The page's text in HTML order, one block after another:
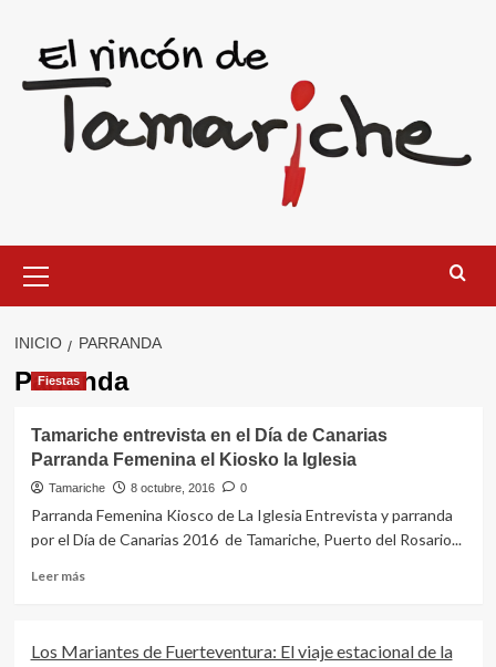
contenido
primario
INICIO PARRANDA
Parranda
Fiestas
Tamariche entrevista en el Día de Canarias
Parranda Femenina el Kiosko la Iglesia
Tamariche 8 octubre, 2016 0
Parranda Femenina Kiosco de La Iglesia Entrevista y parranda
por el Día de Canarias 2016 de Tamariche, Puerto del Rosario...
Leer másLeer
entrevista
Los Mariantes de Fuerteventura: El viaje estacional de la